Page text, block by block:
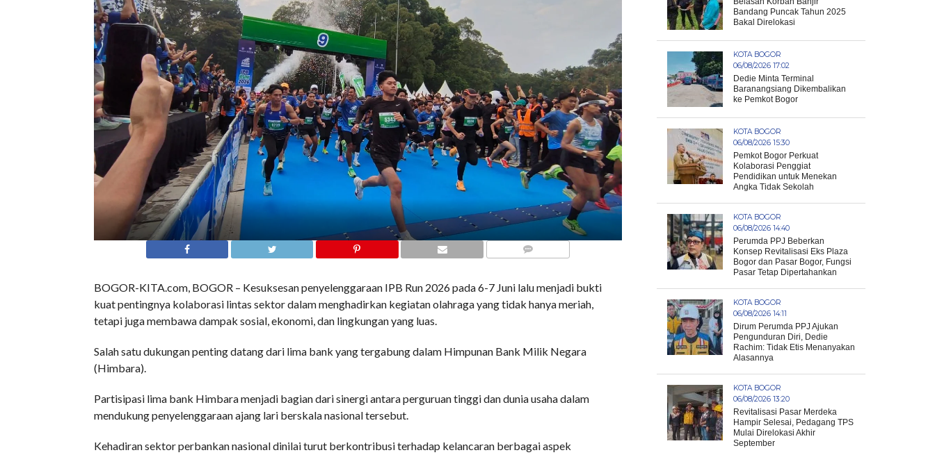
BOGOR-KITA.com, BOGOR – Kesuksesan penyelenggaraan IPB Run 2026 pada 6-7 Juni lalu menjadi bukti
kuat pentingnya kolaborasi lintas sektor dalam menghadirkan kegiatan olahraga yang tidak hanya meriah,
tetapi juga membawa dampak sosial, ekonomi, dan lingkungan yang luas.
Salah satu dukungan penting datang dari lima bank yang tergabung dalam Himpunan Bank Milik Negara
(Himbara).
Partisipasi lima bank Himbara menjadi bagian dari sinergi antara perguruan tinggi dan dunia usaha dalam
mendukung penyelenggaraan ajang lari berskala nasional tersebut.
Kehadiran sektor perbankan nasional dinilai turut berkontribusi terhadap kelancaran berbagai aspek
Bandang Puncak Tahun 2025
Bakal Direlokasi
KOTA BOGOR
06/08/2026 17:02
Dedie Minta Terminal
Baranangsiang Dikembalikan
ke Pemkot Bogor
KOTA BOGOR
06/08/2026 15:30
Pemkot Bogor Perkuat
Kolaborasi Penggiat
Pendidikan untuk Menekan
Angka Tidak Sekolah
KOTA BOGOR
06/08/2026 14:40
Perumda PPJ Beberkan
Konsep Revitalisasi Eks Plaza
Bogor dan Pasar Bogor, Fungsi
Pasar Tetap Dipertahankan
KOTA BOGOR
06/08/2026 14:11
Dirum Perumda PPJ Ajukan
Pengunduran Diri, Dedie
Rachim: Tidak Etis Menanyakan
Alasannya
KOTA BOGOR
06/08/2026 13:20
Revitalisasi Pasar Merdeka
Hampir Selesai, Pedagang TPS
Mulai Direlokasi Akhir
September